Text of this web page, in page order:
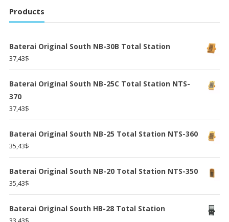
Products
Baterai Original South NB-30B Total Station
37,43$
Baterai Original South NB-25C Total Station NTS-
370
37,43$
Baterai Original South NB-25 Total Station NTS-360
35,43$
Baterai Original South NB-20 Total Station NTS-350
35,43$
Baterai Original South HB-28 Total Station